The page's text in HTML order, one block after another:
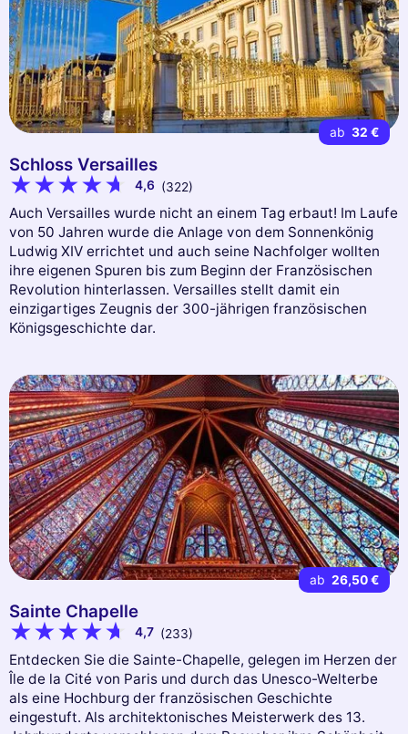
ab 32 €
Schloss Versailles
4,6 (322)
Auch Versailles wurde nicht an einem Tag erbaut! Im Laufe
von 50 Jahren wurde die Anlage von dem Sonnenkönig
Ludwig XIV errichtet und auch seine Nachfolger wollten
ihre eigenen Spuren bis zum Beginn der Französischen
Revolution hinterlassen. Versailles stellt damit ein
einzigartiges Zeugnis der 300-jährigen französischen
Königsgeschichte dar.
ab 26,50 €
Sainte Chapelle
4,7 (233)
Entdecken Sie die Sainte-Chapelle, gelegen im Herzen der
Île de la Cité von Paris und durch das Unesco-Welterbe
als eine Hochburg der französischen Geschichte
eingestuft. Als architektonisches Meisterwerk des 13.